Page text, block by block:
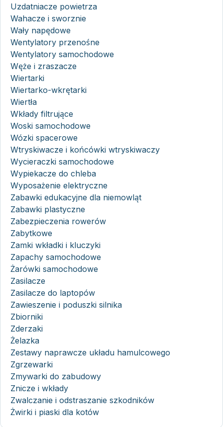
Uzdatniacze powietrza
Wahacze i sworznie
Wały napędowe
Wentylatory przenośne
Wentylatory samochodowe
Węże i zraszacze
Wiertarki
Wiertarko-wkrętarki
Wiertła
Wkłady filtrujące
Woski samochodowe
Wózki spacerowe
Wtryskiwacze i końcówki wtryskiwaczy
Wycieraczki samochodowe
Wypiekacze do chleba
Wyposażenie elektryczne
Zabawki edukacyjne dla niemowląt
Zabawki plastyczne
Zabezpieczenia rowerów
Zabytkowe
Zamki wkładki i kluczyki
Zapachy samochodowe
Żarówki samochodowe
Zasilacze
Zasilacze do laptopów
Zawieszenie i poduszki silnika
Zbiorniki
Zderzaki
Żelazka
Zestawy naprawcze układu hamulcowego
Zgrzewarki
Zmywarki do zabudowy
Znicze i wkłady
Zwalczanie i odstraszanie szkodników
Żwirki i piaski dla kotów